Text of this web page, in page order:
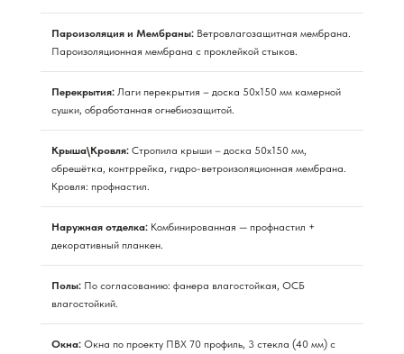
Пароизоляция и Мембраны: Ветровлагозащитная мембрана.
Пароизоляционная мембрана с проклейкой стыков.
Перекрытия: Лаги перекрытия – доска 50х150 мм камерной
сушки, обработанная огнебиозащитой.
Крыша\Кровля: Стропила крыши – доска 50х150 мм,
обрешётка, контррейка, гидро-ветроизоляционная мембрана.
Кровля: профнастил.
Наружная отделка: Комбинированная — профнастил +
декоративный планкен.
Полы: По согласованию: фанера влагостойкая, ОСБ
влагостойкий.
Окна: Окна по проекту ПВХ 70 профиль, 3 стекла (40 мм) с